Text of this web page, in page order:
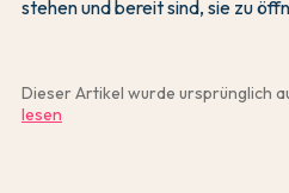
stehen und bereit sind, sie zu
Dieser Artikel wurde ursprünglich
lesen